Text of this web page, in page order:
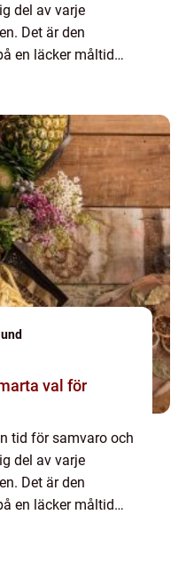
del av varje
Det är den
en läcker måltid
tid för samvaro och
del av varje
Det är den
en läcker måltid